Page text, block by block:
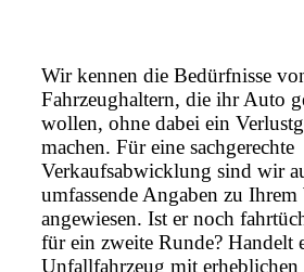
Wir kennen die Bedürfnisse
Fahrzeughaltern, die ihr Auto
wollen, ohne dabei ein
machen. Für eine sachgerechte
Verkaufsabwicklung sind wir
umfassende Angaben zu Ihrem
angewiesen. Ist er noch
für ein zweite Runde? Handelt
Unfallfahrzeug mit erheblichen